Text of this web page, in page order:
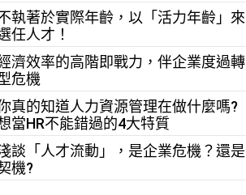
執著於實際年齡，以「活力年齡」來
任人才！
濟效率的高階即戰力，伴企業度過轉
危機
真的知道人力資源管理在做什麼嗎?
當HR不能錯過的4大特質
談「人才流動」，是企業危機？還是
機?